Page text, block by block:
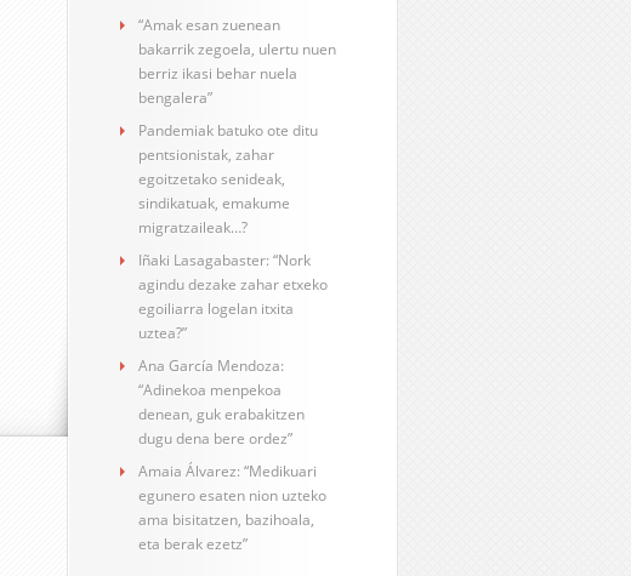
“Amak esan zuenean
bakarrik zegoela, ulertu nuen
berriz ikasi behar nuela
bengalera”
Pandemiak batuko ote ditu
pentsionistak, zahar
egoitzetako senideak,
sindikatuak, emakume
migratzaileak…?
Iñaki Lasagabaster: “Nork
agindu dezake zahar etxeko
egoiliarra logelan itxita
uztea?”
Ana García Mendoza:
“Adinekoa menpekoa
denean, guk erabakitzen
dugu dena bere ordez”
Amaia Álvarez: “Medikuari
egunero esaten nion uzteko
ama bisitatzen, bazihoala,
eta berak ezetz”